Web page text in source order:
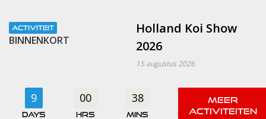
ACTIVITEIT
BINNENKORT
Holland Koi Show
2026
15 augustus 2026
9
days
00
hrs
38
mins secs